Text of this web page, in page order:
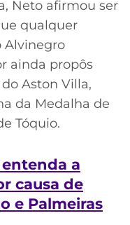
Neto afirmou ser
qualquer
Alvinegro
ainda propôs
Aston Villa,
da Medalha de
Tóquio.
a
causa de
e Palmeiras